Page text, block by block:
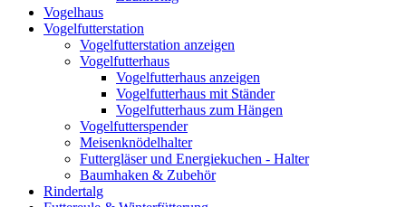
Vogelhaus
Vogelfutterstation
Vogelfutterstation anzeigen
Vogelfutterhaus
Vogelfutterhaus anzeigen
Vogelfutterhaus mit Ständer
Vogelfutterhaus zum Hängen
Vogelfutterspender
Meisenknödelhalter
Futtergläser und Energiekuchen - Halter
Baumhaken & Zubehör
Rindertalg